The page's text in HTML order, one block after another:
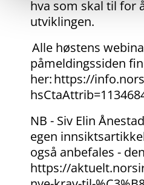
hva som skal til for
utviklingen.
Alle høstens
påmeldingssiden
her:https://
NB - Siv Elin
egen
også anbefales -
https://